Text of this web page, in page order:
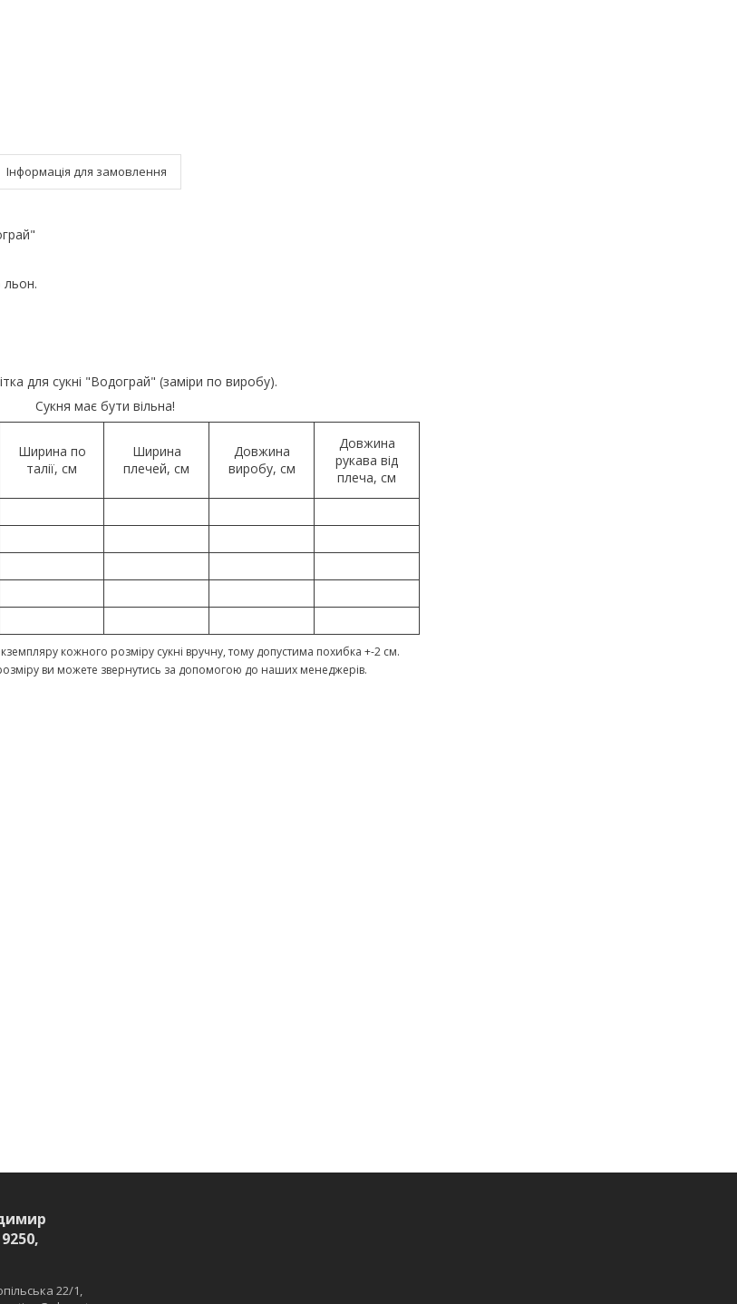
Інформація для замовлення
льон.
для сукні "Водограй" (заміри по виробу).
Сукня має бути вільна!
Ширина по
талії, см
Ширина
плечей, см
Довжина
виробу, см
Довжина
рукава від
плеча, см
кожного розміру сукні вручну, тому допустима похибка +-2 см.
ви можете звернутись за допомогою до наших менеджерів.
22/1,